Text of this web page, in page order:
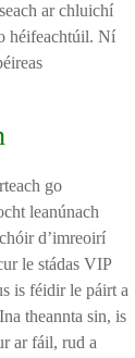
ar chluichí
héifeachtúil. Ní
go
leanúnach
d’imreoirí
le stádas VIP
is féidir le páirt a
theannta sin, is
ar fáil, rud a